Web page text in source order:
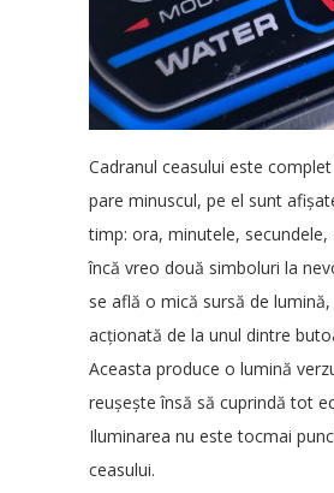
Cadranul ceasului este
pare minuscul, pe el sunt
timp: ora, minutele, secundele,
încă vreo două simboluri la
se află o mică sursă de
acționată de la unul dintre
Aceasta produce o lumină
reușește însă să cuprindă tot
Iluminarea nu este tocmai
ceasului.